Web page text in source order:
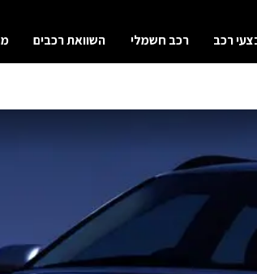
רכב רכב חשמלי השוואת רכבים